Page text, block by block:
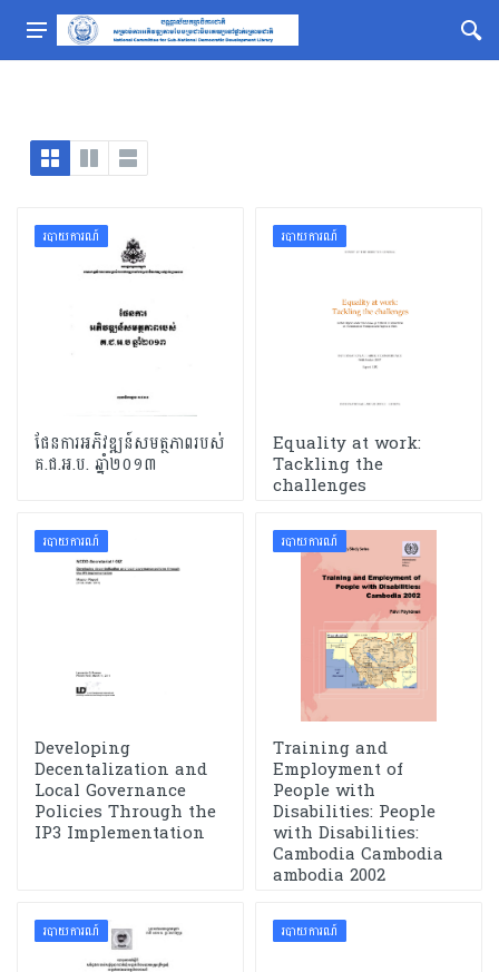
របាយការណ៍
ផែនការអភិវឌ្ឍន៍សមត្ថភាពរបស់
គ.ជ.អ.ប. ឆ្នាំ២០១៣
របាយការណ៍
Equality at work:
Tackling the
challenges
របាយការណ៍
Developing
Decentalization and
Local Governance
Policies Through the
IP3 Implementation
របាយការណ៍
Training and
Employment of
People with
Disabilities: People
with Disabilities:
Cambodia Cambodia
ambodia 2002
របាយការណ៍ របាយការណ៍